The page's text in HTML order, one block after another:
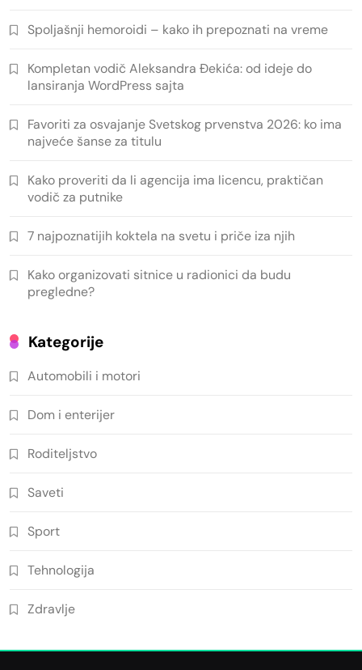
Spoljašnji hemoroidi – kako ih prepoznati na vreme
Kompletan vodič Aleksandra Đekića: od ideje do
lansiranja WordPress sajta
Favoriti za osvajanje Svetskog prvenstva 2026: ko ima
najveće šanse za titulu
Kako proveriti da li agencija ima licencu, praktičan
vodič za putnike
7 najpoznatijih koktela na svetu i priče iza njih
Kako organizovati sitnice u radionici da budu
pregledne?
Kategorije
Automobili i motori
Dom i enterijer
Roditeljstvo
Saveti
Sport
Tehnologija
Zdravlje